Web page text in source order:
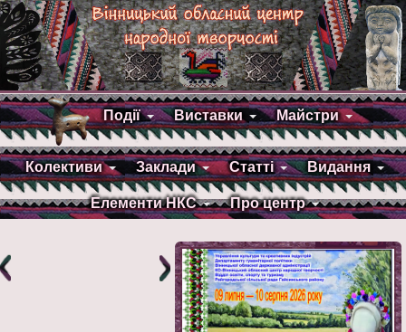
Події Виставки Майстри
Колективи Заклади Статті Видання
Елементи НКС Про центр